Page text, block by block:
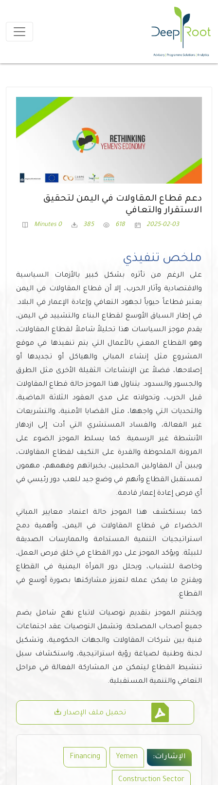
دعم قطاع المقاولات في اليمن لتحقيق
الاستقرار والتعافي
2025-02-03
618
385
0 Minutes
ملخص تنفيذي
على الرغم من تأثره بشكل كبير بالأزمات السياسية
والاقتصادية وآثار الحرب، إلا أن قطاع المقاولات في اليمن
يعتبر قطاعاً حيوياً لجهود التعافي وإعادة الإعمار في البلاد.
في إطار السياق الأوسع لقطاع البناء والتشييد في اليمن،
يقدم موجز السياسات هذا تحليلاً شاملاً لقطاع المقاولات،
وهو القطاع المعني بالأعمال التي يتم تنفيذها في موقع
المشروع مثل إنشاء المباني والهياكل
أو تجديدها أو
إصلاحها، فضلاً عن الإنشاءات الثقيلة الأخرى مثل الطرق
والجسور والسدود. يتناول هذا الموجز حالة قطاع المقاولات
قبل الحرب، وتحولاته على مدى العقود الثلاثة الماضية،
والتحديات التي واجهها، مثل القضايا الأمنية، والتشريعات
غير الفعالة، والفساد المستشري التي أدت إلى ازدهار
الأنشطة غير الرسمية. كما يسلط الموجز الضوء على
المرونة الملحوظة والقدرة على التكيف لقطاع المقاولات،
ويبين أن المقاولين المحليين، بخبراتهم وفهمهم، مهمون
لمستقبل القطاع وأنهم في وضع جيد للعب دور رئيسي في
أي فرص إعادة إعمار قادمة.
كما يستكشف هذا الموجز حالة اعتماد معايير المباني
الخضراء في قطاع المقاولات في اليمن، وأهمية دمج
استراتيجيات التنمية المستدامة والممارسات الصديقة
للبيئة. ويؤكد الموجز على دور القطاع في خلق فرص العمل،
وخاصة للشباب، ويحلل دور المرأة اليمنية في القطاع
ويقترح ما يمكن عمله لتعزيز مشاركتها بصورة أوسع في
القطاع.
ويختتم الموجز بتقديم توصيات لاتباع نهج شامل يضم
جميع أصحاب المصلحة. وتشمل التوصيات عقد اجتماعات
فنية بين شركات المقاولات والجهات الحكومية، وتشكيل
لجنة وطنية لصياغة رؤية استراتيجية، واستكشاف سبل
تنشيط القطاع ليتمكن من المشاركة الفعالة في مراحل
التعافي والتنمية المستقبلية.
تحميل ملف الإصدار
الإشارات: Yemen
Financing
Construction Sector